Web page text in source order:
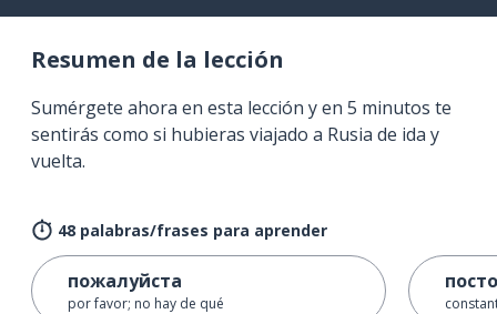
Resumen de la lección
Sumérgete ahora en esta lección y en 5 minutos te
sentirás como si hubieras viajado a Rusia de ida y
vuelta.
48 palabras/frases para aprender
пожалуйста
por favor; no hay de qué